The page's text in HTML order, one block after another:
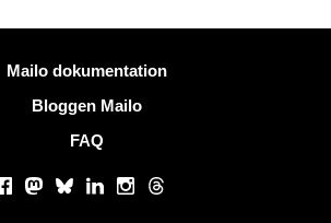
Mailo dokumentation
Bloggen Mailo
FAQ
Facebook
Mastodon
BlueskyLinkedInInstagram
Threads